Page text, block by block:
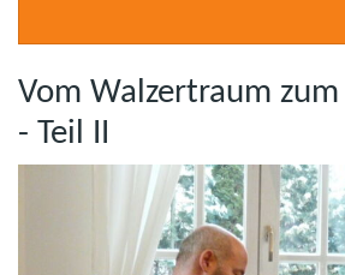
Vom Walzertraum
- Teil II